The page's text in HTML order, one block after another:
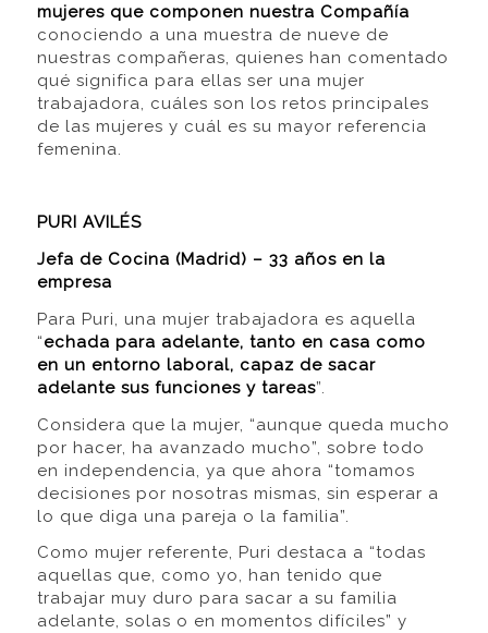
mujeres que componen nuestra Compañía
conociendo a una muestra de nueve de
nuestras compañeras, quienes han comentado
qué significa para ellas ser una mujer
trabajadora, cuáles son los retos principales
de las mujeres y cuál es su mayor referencia
femenina.
PURI AVILÉS
Jefa de Cocina (Madrid) – 33 años en la
empresa
Para Puri, una mujer trabajadora es aquella
“echada para adelante, tanto en casa como
en un entorno laboral, capaz de sacar
adelante sus funciones y tareas”.
Considera que la mujer, “aunque queda mucho
por hacer, ha avanzado mucho”, sobre todo
en independencia, ya que ahora “tomamos
decisiones por nosotras mismas, sin esperar a
lo que diga una pareja o la familia”.
Como mujer referente, Puri destaca a “todas
aquellas que, como yo, han tenido que
trabajar muy duro para sacar a su familia
adelante, solas o en momentos difíciles” y